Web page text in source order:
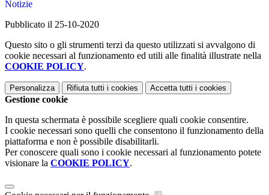
Notizie
Pubblicato il 25-10-2020
Questo sito o gli strumenti terzi da questo utilizzati si avvalgono di
cookie necessari al funzionamento ed utili alle finalità illustrate nella
COOKIE POLICY.
Personalizza Rifiuta tutti i cookies Accetta tutti i cookies
Gestione cookie
In questa schermata è possibile scegliere quali cookie consentire.
I cookie necessari sono quelli che consentono il funzionamento della
piattaforma e non è possibile disabilitarli.
Per conoscere quali sono i cookie necessari al funzionamento potete
visionare la COOKIE POLICY.